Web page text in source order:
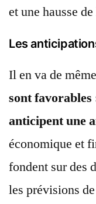
et une hausse
Les
Il en va de
sont favorables
anticipent une
économique et
fondent sur des
les prévisions